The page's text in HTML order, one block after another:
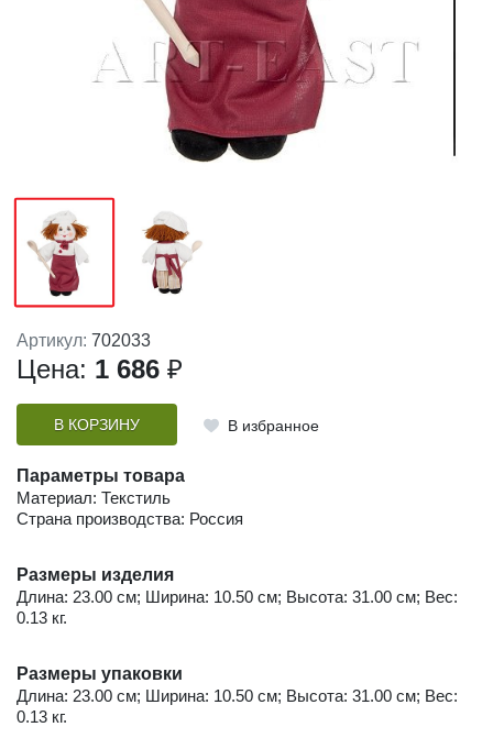
Артикул: 702033
Цена: 1 686 ₽
В КОРЗИНУ В избранное
Параметры товара
Материал: Текстиль
Страна производства: Россия
Размеры изделия
Длина: 23.00 см; Ширина: 10.50 см; Высота: 31.00 см; Вес:
0.13 кг.
Размеры упаковки
Длина: 23.00 см; Ширина: 10.50 см; Высота: 31.00 см; Вес:
0.13 кг.